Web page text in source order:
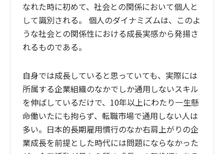
なれた時に初めて、社会との関係において個人と
して識別される。 個人のダイナミズムは、このよ
うな社会との関係性における成長実感から発揚さ
れるものである。
自身では成長していると思っていても、実際には
所属する企業組織のなかでしか通用しないスキル
を伸ばしているだけで、10年以上にわたり一生懸
命働いたにも拘らず、転職市場で通用しない人は
多い。日本的長期雇用慣行のなか右肩上がりの企
業成長を前提とした時代には問題にならなかった